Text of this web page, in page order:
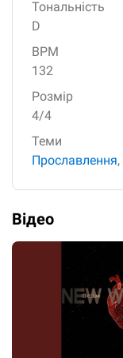
Тональність
D
BPM
132
Розмір
4/4
Теми
Прославлення,
Відео